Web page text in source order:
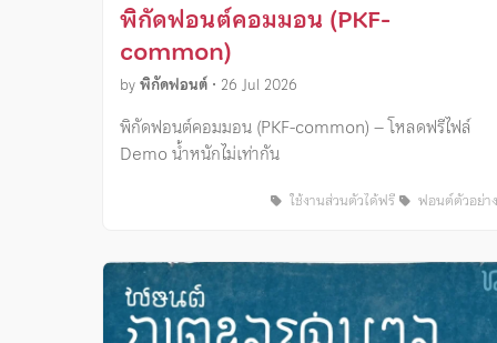
พิกัดฟอนต์คอมมอน (PKF-
common)
byพิกัดฟอนต์ • 26 Jul 2026
พิกัดฟอนต์คอมมอน (PKF-common) – โหลดฟรีไฟล์
Demo น้ำหนักไม่เท่ากัน
ใช้งานส่วนตัวได้ฟรี ฟอนต์ตัวอย่า